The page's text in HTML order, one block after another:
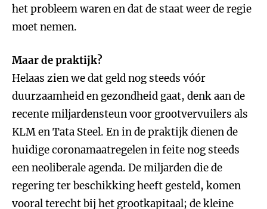
het probleem waren en dat de staat weer de regie
moet nemen.
Maar de praktijk?
Helaas zien we dat geld nog steeds vóór
duurzaamheid en gezondheid gaat, denk aan de
recente miljardensteun voor grootvervuilers als
KLM en Tata Steel. En in de praktijk dienen de
huidige coronamaatregelen in feite nog steeds
een neoliberale agenda. De miljarden die de
regering ter beschikking heeft gesteld, komen
vooral terecht bij het grootkapitaal; de kleine